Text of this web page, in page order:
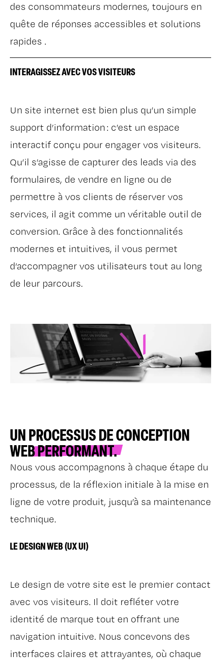
des consommateurs modernes, toujours en
quête de réponses accessibles et solutions
rapides .
INTERAGISSEZ AVEC VOS VISITEURS
Un site internet est bien plus qu’un simple
support d’information : c’est un espace
interactif conçu pour engager vos visiteurs.
Qu’il s’agisse de capturer des leads via des
formulaires, de vendre en ligne ou de
permettre à vos clients de réserver vos
services, il agit comme un véritable outil de
conversion. Grâce à des fonctionnalités
modernes et intuitives, il vous permet
d’accompagner vos utilisateurs tout au long
de leur parcours.
UN PROCESSUS DE CONCEPTION
WEBPERFORMANT.
Nous vous accompagnons à chaque étape du
processus, de la réflexion initiale à la mise en
ligne de votre produit, jusqu’à sa maintenance
technique.
LE DESIGN WEB (UX UI)
Le design de votre site est le premier contact
avec vos visiteurs. Il doit refléter votre
identité de marque tout en offrant une
navigation intuitive. Nous concevons des
interfaces claires et attrayantes, où chaque